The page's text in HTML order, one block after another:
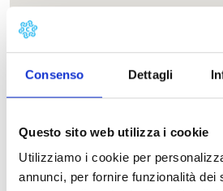
Consenso Dettagli
Questo sito web utilizza i cookie
Utilizziamo i cookie per
annunci, per fornire funzionalità dei